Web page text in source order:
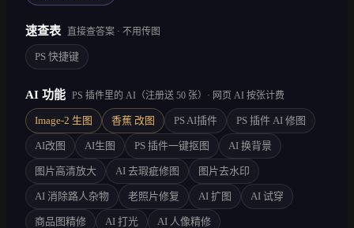
速查表 直接查答案 · 不用传图
PS 快捷键
AI 功能 PS 插件里的 AI（注册送 50 张）· 网页 AI 按张计费
Image-2 生图 香蕉 改图 PS AI插件 PS 插件 AI 修图
AI改图 AI生图 PS 插件一键抠图 AI 换背景
图片高清放大 AI 去瑕疵修图 图片去水印
AI 消除路人杂物 老照片修复 AI 扩图 AI 试穿
商品图精修 AI 打光 AI 人像精修